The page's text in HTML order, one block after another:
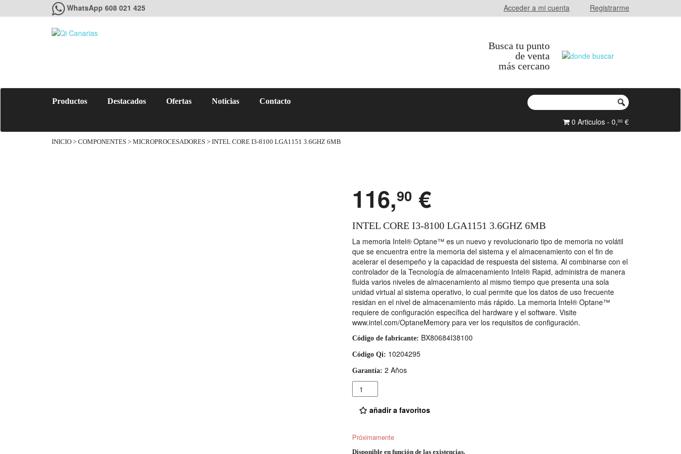
WhatsApp 608 021 425 Acceder a mi cuenta Registrarme
Busca tu punto
de venta
más cercano
Productos Destacados Ofertas Noticias Contacto
0 Articulos - 0,00 €
INICIO > COMPONENTES > MICROPROCESADORES > INTEL CORE I3-8100 LGA1151 3.6GHZ 6MB
116,90 €
INTEL CORE I3-8100 LGA1151 3.6GHZ 6MB
La memoria Intel® Optane™ es un nuevo y revolucionario tipo de memoria no volátil
que se encuentra entre la memoria del sistema y el almacenamiento con el fin de
acelerar el desempeño y la capacidad de respuesta del sistema. Al combinarse con el
controlador de la Tecnología de almacenamiento Intel® Rapid, administra de manera
fluida varios niveles de almacenamiento al mismo tiempo que presenta una sola
unidad virtual al sistema operativo, lo cual permite que los datos de uso frecuente
residan en el nivel de almacenamiento más rápido. La memoria Intel® Optane™
requiere de configuración específica del hardware y el software. Visite
www.intel.com/OptaneMemory para ver los requisitos de configuración.
Código de fabricante: BX80684I38100
Código Qi: 10204295
Garantía: 2 Años
Cantidad
añadir a favoritos
Próximamente
Disponible en función de las existencias.